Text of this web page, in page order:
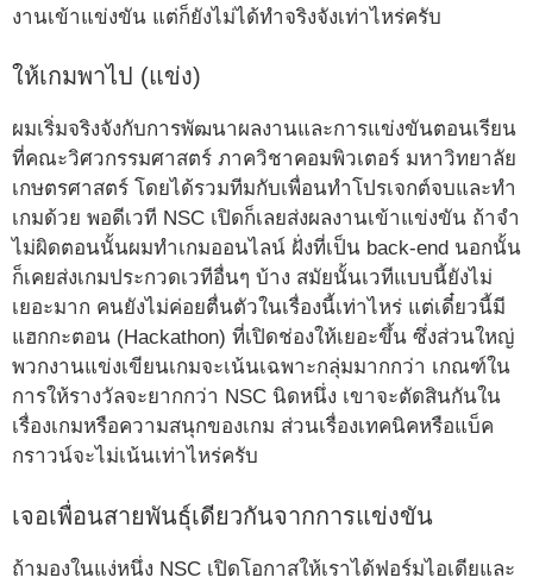
งานเข้าแข่งขัน แต่ก็ยังไม่ได้ทำจริงจังเท่าไหร่ครับ
ให้เกมพาไป (แข่ง)
ผมเริ่มจริงจังกับการพัฒนาผลงานและการแข่งขันตอนเรียน
ที่คณะวิศวกรรมศาสตร์ ภาควิชาคอมพิวเตอร์ มหาวิทยาลัย
เกษตรศาสตร์ โดยได้รวมทีมกับเพื่อนทำโปรเจกต์จบและทำ
เกมด้วย พอดีเวที NSC เปิดก็เลยส่งผลงานเข้าแข่งขัน ถ้าจำ
ไม่ผิดตอนนั้นผมทำเกมออนไลน์ ฝั่งที่เป็น back-end นอกนั้น
ก็เคยส่งเกมประกวดเวทีอื่นๆ บ้าง สมัยนั้นเวทีแบบนี้ยังไม่
เยอะมาก คนยังไม่ค่อยตื่นตัวในเรื่องนี้เท่าไหร่ แต่เดี๋ยวนี้มี
แฮกกะตอน (Hackathon) ที่เปิดช่องให้เยอะขึ้น ซึ่งส่วนใหญ่
พวกงานแข่งเขียนเกมจะเน้นเฉพาะกลุ่มมากกว่า เกณฑ์ใน
การให้รางวัลจะยากกว่า NSC นิดหนึ่ง เขาจะตัดสินกันใน
เรื่องเกมหรือความสนุกของเกม ส่วนเรื่องเทคนิคหรือแบ็ค
กราวน์จะไม่เน้นเท่าไหร่ครับ
เจอเพื่อนสายพันธุ์เดียวกันจากการแข่งขัน
ถ้ามองในแง่หนึ่ง NSC เปิดโอกาสให้เราได้ฟอร์มไอเดียและ